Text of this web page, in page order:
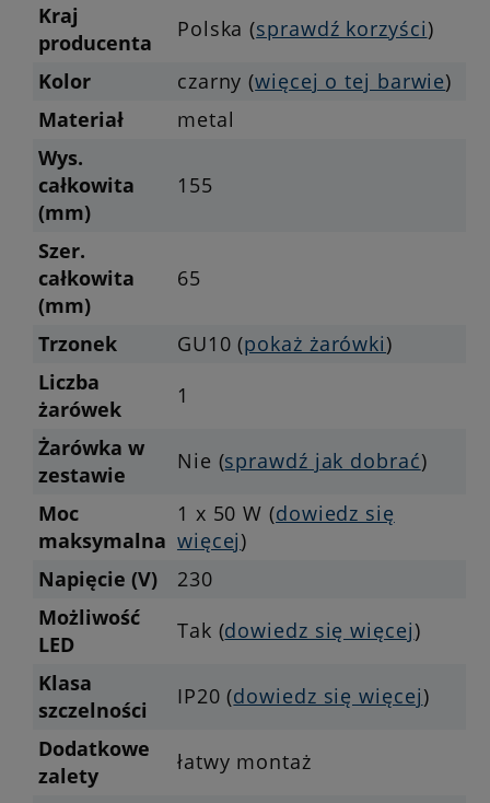
Kraj
producenta
Polska (sprawdź korzyści)
Kolor
czarny (więcej o tej barwie)
Materiał
metal
Wys.
całkowita
(mm)
155
Szer.
całkowita
(mm)
65
Trzonek GU10 (pokaż żarówki)
Liczba
żarówek
1
Żarówka w
zestawie
Nie (sprawdź jak dobrać)
Moc
maksymalna
1 x 50 W (dowiedz się
więcej)
Napięcie (V)
230
Możliwość
LED
Tak (dowiedz się więcej)
Klasa
szczelności
IP20 (dowiedz się więcej)
Dodatkowe
zalety
łatwy montaż